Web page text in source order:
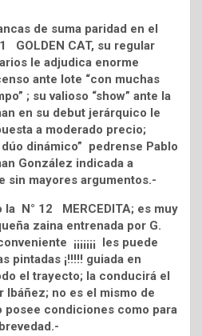
de suma paridad en el
GOLDEN CAT, su regular
le adjudica enorme
ante lote “con muchas
; su valioso “show” ante la
en su debut jerárquico le
a moderado precio;
dinámico” pedrense Pablo
González indicada a
sin mayores argumentos.-
la N° 12 MERCEDITA; es muy
zaina entrenada por G.
¡¡¡¡¡¡¡ les puede
pintadas ¡!!!!! guiada en
el trayecto; la conducirá el
Ibáñez; no es el mismo de
posee condiciones como para